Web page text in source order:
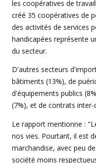
les coopératives de
créé 35 coopératives de
des activités de services
handicapées représente
du secteur.
D'autres secteurs
bâtiments (13%), de
d'équipements publics
(7%), et de contrats inter-
Le rapport mentionne :
nos vies. Pourtant, il est
marchandise, avec peu
société moins